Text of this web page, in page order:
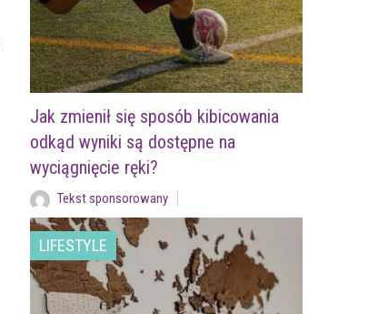
Jak zmienił się sposób kibicowania
odkąd wyniki są dostępne na
wyciągnięcie ręki?
Tekst sponsorowany
LIFESTYLE